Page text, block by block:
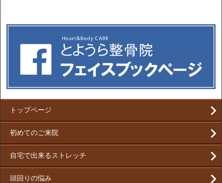
トップページ
初めてのご来院
自宅で出来るストレッチ
頭回りの悩み